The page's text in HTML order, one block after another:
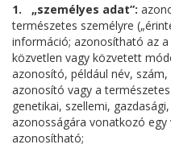
1. „személyes adat”:
természetes személyre
információ; azonosítható az
közvetlen vagy közvetett
azonosító, például név,
azonosító vagy a
genetikai, szellemi,
azonosságára vonatkozó
azonosítható;